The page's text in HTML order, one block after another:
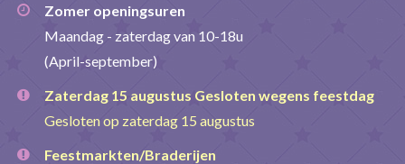
Zomer openingsuren
Maandag - zaterdag van 10-18u
(April-september)
Zaterdag 15 augustus Gesloten wegens feestdag
Gesloten op zaterdag 15 augustus
Feestmarkten/Braderijen